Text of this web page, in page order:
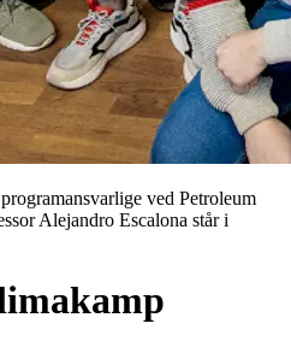
ved Petroleum
Alejandro Escalona står i